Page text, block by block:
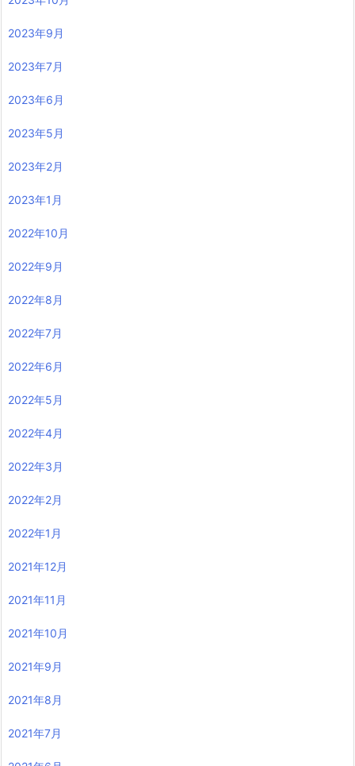
2023年9月
2023年7月
2023年6月
2023年5月
2023年2月
2023年1月
2022年10月
2022年9月
2022年8月
2022年7月
2022年6月
2022年5月
2022年4月
2022年3月
2022年2月
2022年1月
2021年12月
2021年11月
2021年10月
2021年9月
2021年8月
2021年7月